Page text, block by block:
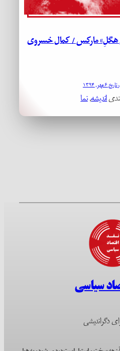
هگلِ» مارکس / کمال خسروی
مهر, ۱۳۹۴
اندیشه, نما
سیاسی
دگراندیشی